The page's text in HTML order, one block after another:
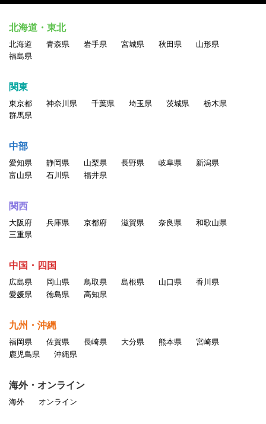
北海道・東北
北海道 青森県 岩手県 宮城県 秋田県
山形県
福島県
関東
東京都 神奈川県 千葉県 埼玉県 茨城県
栃木県
群馬県
中部
愛知県 静岡県 山梨県 長野県 岐阜県
新潟県
富山県
石川県 福井県
関西
大阪府 兵庫県 京都府 滋賀県 奈良県
和歌山県
三重県
中国・四国
広島県 岡山県 鳥取県 島根県 山口県
香川県
愛媛県
徳島県 高知県
九州・沖縄
福岡県 佐賀県 長崎県 大分県 熊本県
宮崎県
鹿児島県
沖縄県
海外・オンライン
海外 オンライン